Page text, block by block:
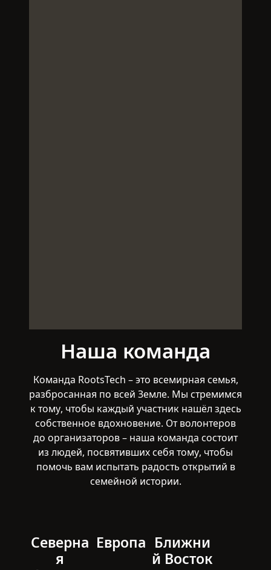
Наша команда
Команда RootsTech – это всемирная семья,
разбросанная по всей Земле. Мы стремимся
к тому, чтобы каждый участник нашёл здесь
собственное вдохновение. От волонтеров
до организаторов – наша команда состоит
из людей, посвятивших себя тому, чтобы
помочь вам испытать радость открытий в
семейной истории.
Северна
я
Европа Ближни
й Восток